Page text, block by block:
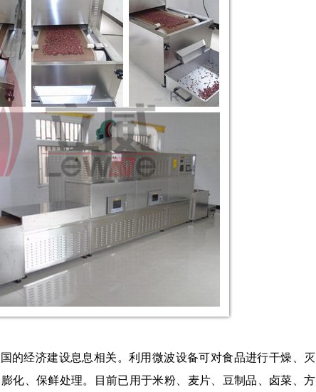
的经济建设息息相关。利用微波设备可对食品进行干燥、灭
化、保鲜处理。目前已用于米粉、麦片、豆制品、卤菜、方